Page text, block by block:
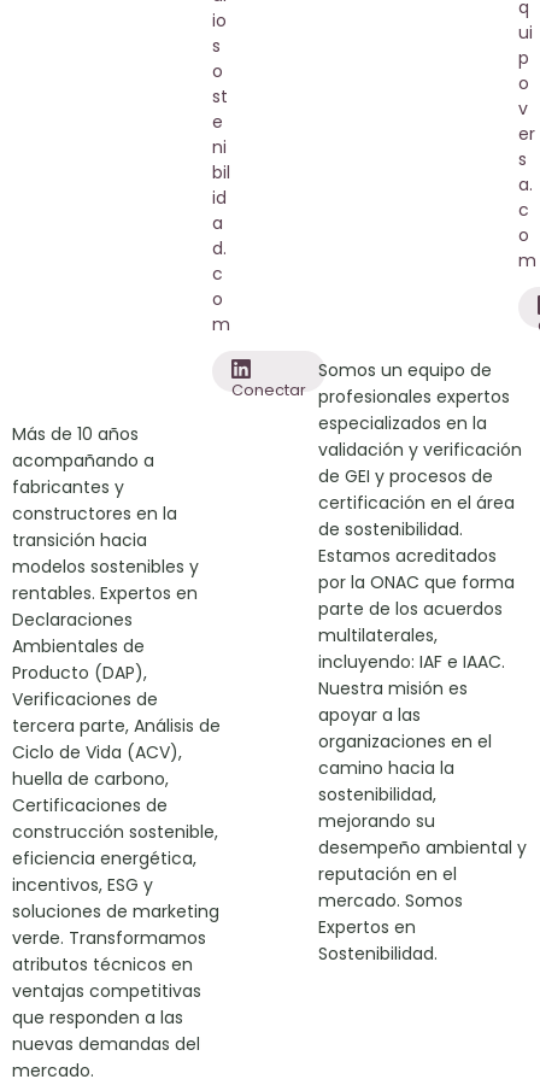
io
s
o
st
e
ni
bil
id
a
d.
c
o
m
Conectar
Más de 10 años
acompañando a
fabricantes y
constructores en la
transición hacia
modelos sostenibles y
rentables. Expertos en
Declaraciones
Ambientales de
Producto (DAP),
Verificaciones de
tercera parte, Análisis de
Ciclo de Vida (ACV),
huella de carbono,
Certificaciones de
construcción sostenible,
eficiencia energética,
incentivos, ESG y
soluciones de marketing
verde. Transformamos
atributos técnicos en
ventajas competitivas
que responden a las
nuevas demandas del
mercado.
q
ui
p
o
v
er
s
a.
c
o
m
Somos un equipo de
profesionales expertos
especializados en la
validación y verificación
de GEI y procesos de
certificación en el área
de sostenibilidad.
Estamos acreditados
por la ONAC que forma
parte de los acuerdos
multilaterales,
incluyendo: IAF e IAAC.
Nuestra misión es
apoyar a las
organizaciones en el
camino hacia la
sostenibilidad,
mejorando su
desempeño ambiental y
reputación en el
mercado. Somos
Expertos en
Sostenibilidad.